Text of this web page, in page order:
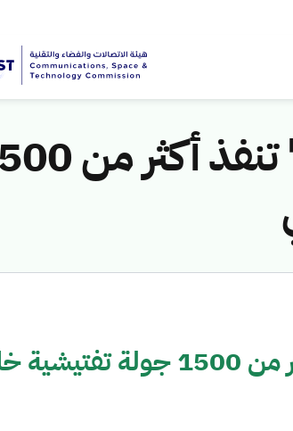
"هيئة الاتصالات" تنفذ أكثر من 1500